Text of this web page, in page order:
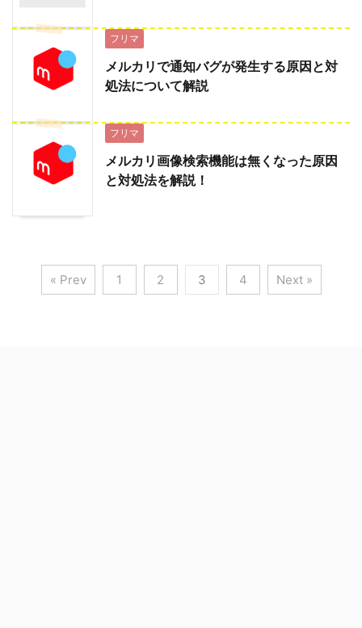
フリマ
メルカリで通知バグが発生する原因と対
処法について解説
フリマ
メルカリ画像検索機能は無くなった原因
と対処法を解説！
« Prev 1 2 3 4 Next »